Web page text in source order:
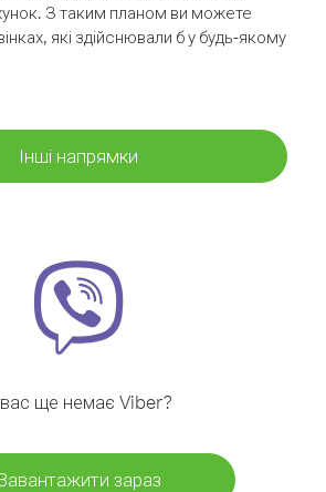
З таким планом ви можете
які здійснювали б у будь-якому
Інші напрямки
ще немає Viber?
зараз